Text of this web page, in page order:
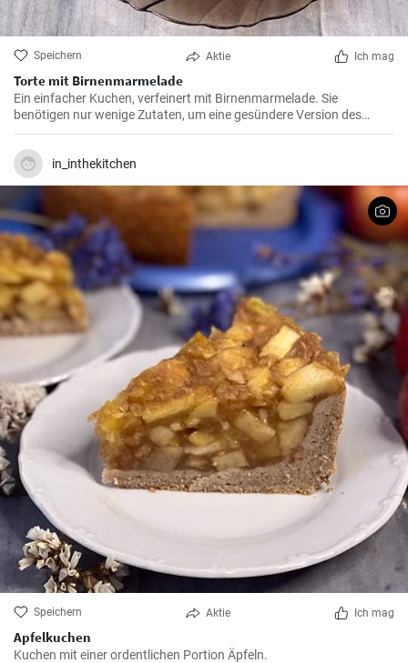
Speichern Aktie Ich mag
Torte mit Birnenmarmelade
Ein einfacher Kuchen, verfeinert mit Birnenmarmelade. Sie
benötigen nur wenige Zutaten, um eine gesündere Version des
Kuchens zuzubereiten. Ein toller Dessert für Besucher.
in_inthekitchen
Speichern Aktie Ich mag
Apfelkuchen
Kuchen mit einer ordentlichen Portion Äpfeln.